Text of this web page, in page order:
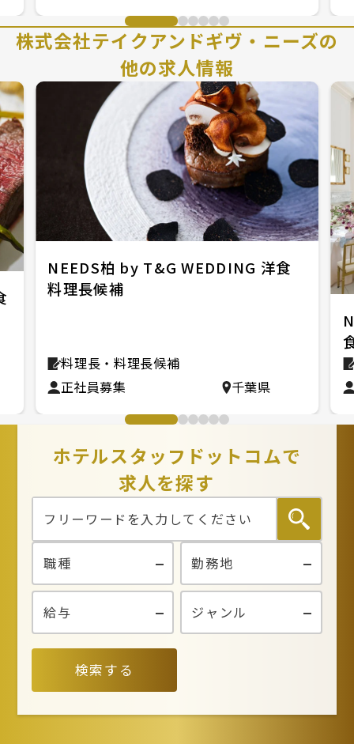
株式会社テイクアンドギヴ・ニーズの
他の求人情報
NEEDS柏 by T&G WEDDING 洋食
料理長候補
料理長・料理長候補
正社員募集
千葉県
ホテルスタッフドットコムで
求人を探す
検索する